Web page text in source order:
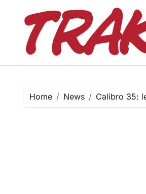
content
Home News Calibro 35: